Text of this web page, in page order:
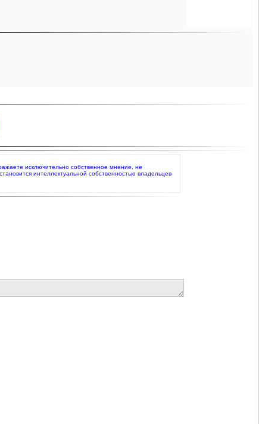
исключительно собственное мнение, не
интеллектуальной собственностью владельцев